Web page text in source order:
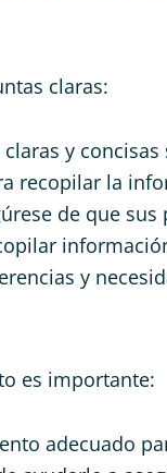
claras:
y concisas
recopilar la
de que sus
y
es importante:
adecuado